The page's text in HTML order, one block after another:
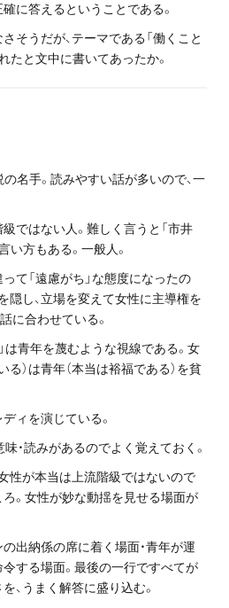
確に答えるということである。
そうだが、テーマである「働くこと
たと文中に書いてあったか。
名手。読みやすい話が多いので、一
ではない人。難しく言うと「市井
い方もある。一般人。
て「遠慮がち」な態度になったの
隠し、立場を変えて女性に主導権を
に合わせている。
は青年を蔑むような視線である。女
）は青年（本当は裕福である）を貧
ィを演じている。
・読みがあるのでよく覚えておく。
性が本当は上流階級ではないので
。女性が妙な動揺を見せる場面が
出納係の席に着く場面・青年が運
する場面。最後の一行ですべてが
、うまく解答に盛り込む。